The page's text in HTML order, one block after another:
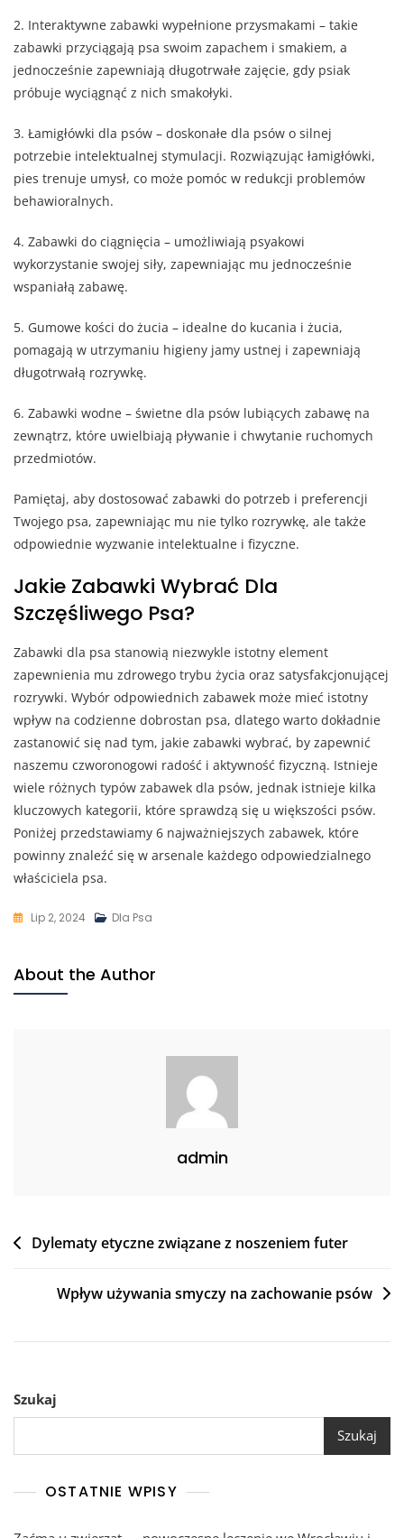
2. Interaktywne zabawki wypełnione przysmakami – takie
zabawki przyciągają psa swoim zapachem i smakiem, a
jednocześnie zapewniają długotrwałe zajęcie, gdy psiak
próbuje wyciągnąć z nich smakołyki.
3. Łamigłówki dla psów – doskonałe dla psów o silnej
potrzebie intelektualnej stymulacji. Rozwiązując łamigłówki,
pies trenuje umysł, co może pomóc w redukcji problemów
behawioralnych.
4. Zabawki do ciągnięcia – umożliwiają psyakowi
wykorzystanie swojej siły, zapewniając mu jednocześnie
wspaniałą zabawę.
5. Gumowe kości do żucia – idealne do kucania i żucia,
pomagają w utrzymaniu higieny jamy ustnej i zapewniają
długotrwałą rozrywkę.
6. Zabawki wodne – świetne dla psów lubiących zabawę na
zewnątrz, które uwielbiają pływanie i chwytanie ruchomych
przedmiotów.
Pamiętaj, aby dostosować zabawki do potrzeb i preferencji
Twojego psa, zapewniając mu nie tylko rozrywkę, ale także
odpowiednie wyzwanie intelektualne i fizyczne.
Jakie Zabawki Wybrać Dla
Szczęśliwego Psa?
Zabawki dla psa stanowią niezwykle istotny element
zapewnienia mu zdrowego trybu życia oraz satysfakcjonującej
rozrywki. Wybór odpowiednich zabawek może mieć istotny
wpływ na codzienne dobrostan psa, dlatego warto dokładnie
zastanowić się nad tym, jakie zabawki wybrać, by zapewnić
naszemu czworonogowi radość i aktywność fizyczną. Istnieje
wiele różnych typów zabawek dla psów, jednak istnieje kilka
kluczowych kategorii, które sprawdzą się u większości psów.
Poniżej przedstawiamy 6 najważniejszych zabawek, które
powinny znaleźć się w arsenale każdego odpowiedzialnego
właściciela psa.
Lip 2, 2024 Dla Psa
About the Author
admin
Nawigacja
Dylematy etyczne związane z noszeniem futer
Wpływ używania smyczy na zachowanie psów
Szukaj
Szukaj
OSTATNIE WPISY